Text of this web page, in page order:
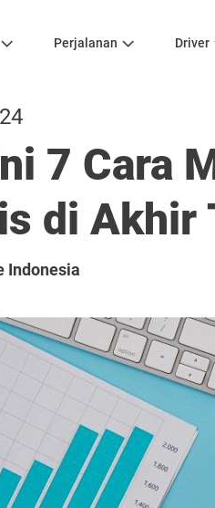
Perjalanan Driver
7 Cara
di Akhir
Indonesia